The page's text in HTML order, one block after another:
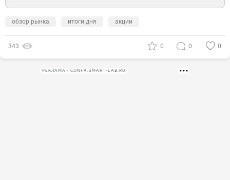
обзор рынка итоги дня акции
343 0 0 0
РЕКЛАМА • CONFA.SMART-LAB.RU